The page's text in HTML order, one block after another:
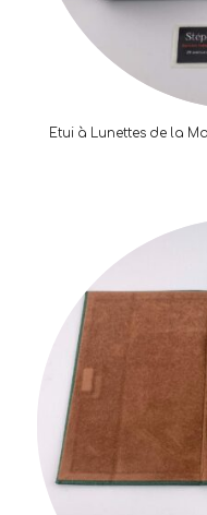
Etui à Lunettes de la